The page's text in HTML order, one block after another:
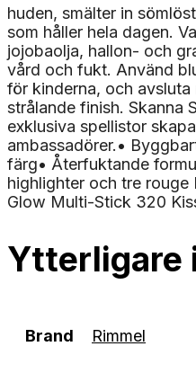
huden, smälter in
som håller hela dagen.
jojobaolja, hallon- och
vård och fukt. Använd
för kinderna, och
strålande finish. Skanna
exklusiva spellistor
ambassadörer.•
färg• Återfuktande
highlighter och tre
Glow Multi-Stick 320
Ytterligare
Brand Rimmel